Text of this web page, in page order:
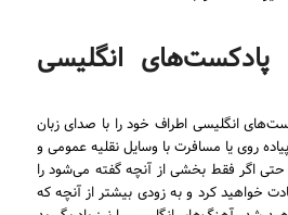
پادکست‌های انگلیسی
انگلیسی اطراف خود را با صدای زبان
روی یا مسافرت با وسایل نقلیه عمومی و
اگر فقط بخشی از آنچه گفته می‌شود را
خواهید کرد و به زودی بیشتر از آنچه که